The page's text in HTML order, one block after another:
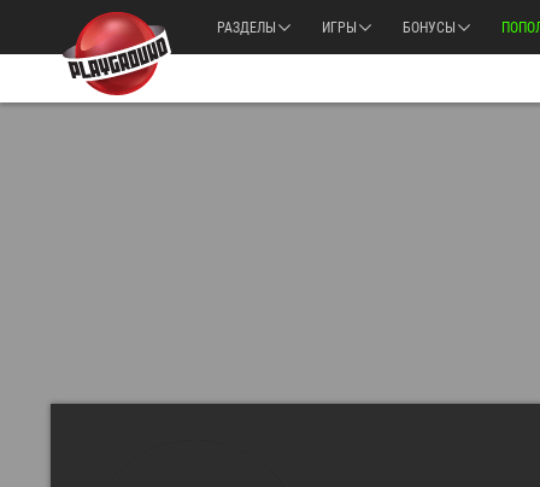
РАЗДЕЛЫ ИГРЫ БОНУСЫ